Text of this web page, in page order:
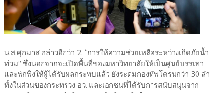
น.ส.ศุภมาส กล่าวอีกว่า 2. “การให้ความช่วยเหลือระหว่างเกิดภัยน้ำ
ท่วม” ซึ่งนอกจากจะเปิดพื้นที่ของมหาวิทยาลัยให้เป็นศูนย์บรรเทา
และพักพิงให้ผู้ได้รับผลกระทบแล้ว ยังระดมกองทัพโดรนกว่า 30 ลำ
ทั้งในส่วนของกระทรวง อว. และเอกชนที่ได้รับการสนับสนุนจาก